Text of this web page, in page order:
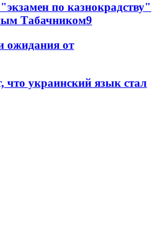
по казнокрадству"
Табачником9
ожидания от
что украинский язык стал